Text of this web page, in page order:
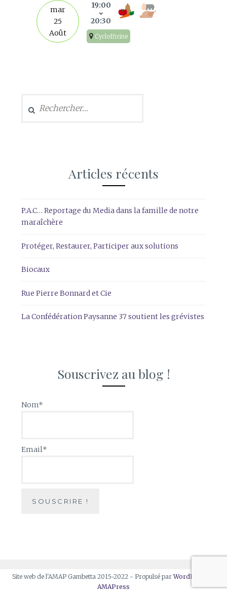
mar
25
Août
19:00
20:30
Cyclofficine
Articles récents
P.A.C… Reportage du Media dans la famille de notre
maraîchère
Protéger, Restaurer, Participer aux solutions
Biocaux
Rue Pierre Bonnard et Cie
La Confédération Paysanne 37 soutient les grévistes
Souscrivez au blog !
Nom*
Email*
Site web de l'AMAP Gambetta 2015-2022 - Propulsé parWordPress
AMAPress